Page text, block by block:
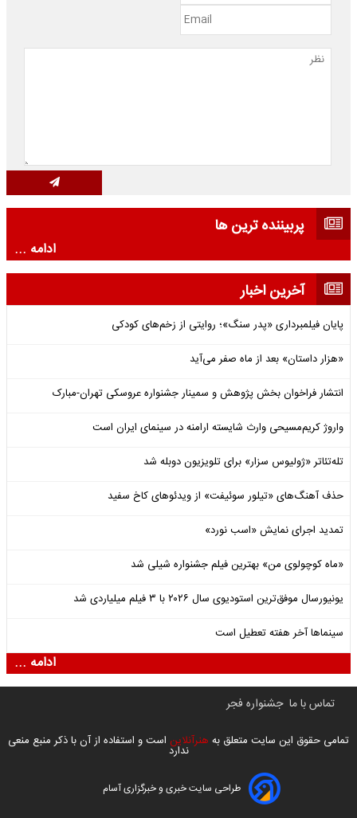
پربیننده ترین ها
ادامه ...
آخرین اخبار
پایان فیلمبرداری «پدر سنگ»؛ روایتی از زخم‌های کودکی
«هزار داستان» بعد از ماه صفر می‌آید
انتشار فراخوان بخش پژوهش و سمینار جشنواره عروسکی تهران-مبارک
واروژ کریم‌مسیحی وارث شایسته ارامنه در سینمای ایران است
تله‌تئاتر «ژولیوس سزار» برای تلویزیون دوبله شد
حذف آهنگ‌های «تیلور سوئیفت» از ویدئوهای کاخ سفید
تمدید اجرای نمایش «اسب نورد»
«ماه کوچولوی من» بهترین فیلم جشنواره شیلی شد
یونیورسال موفق‌ترین استودیوی سال ۲۰۲۶ با ۳ فیلم میلیاردی شد
سینماها آخر هفته تعطیل است
ادامه ...
تماس با ما جشنواره فجر
تمامی حقوق این سایت متعلق به هنرآنلاین است و استفاده از آن با ذکر منبع منعی
ندارد
طراحی سایت خبری و خبرگزاری آسام